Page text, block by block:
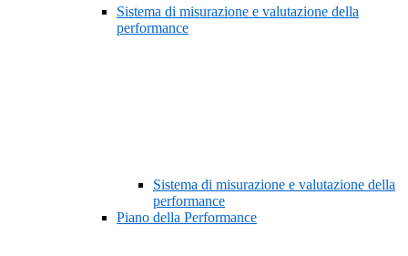
Sistema di misurazione e valutazione della
performance
Sistema di misurazione e valutazione della
performance
Piano della Performance